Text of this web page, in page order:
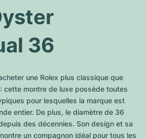
Philippe
Piguet
36
une Rolex plus classique que
cette montre de luxe possède toutes
pour lesquelles la marque est
entier. De plus, le diamètre de 36
des décennies. Son design et sa
un compagnon idéal pour tous les